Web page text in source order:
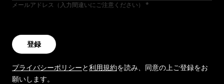
メールアドレス（入力間違いにご注意ください）
登録
プライバシーポリシーと利用規約を読み、同意の上ご登録をお
願いします。